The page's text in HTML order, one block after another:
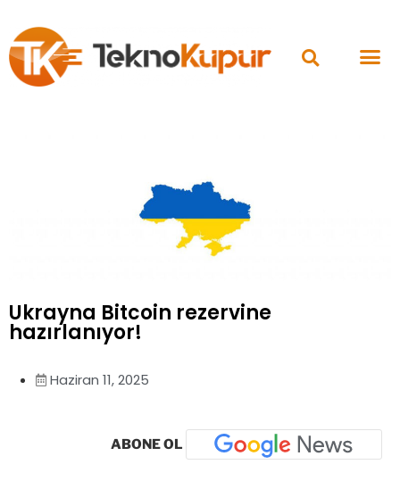
Ukrayna Bitcoin rezervine
hazırlanıyor!
Haziran 11, 2025
ABONE OL